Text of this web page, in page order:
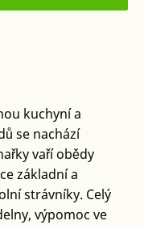
kuchyní a
se nachází
vaří obědy
základní a
strávníky. Celý
výpomoc ve